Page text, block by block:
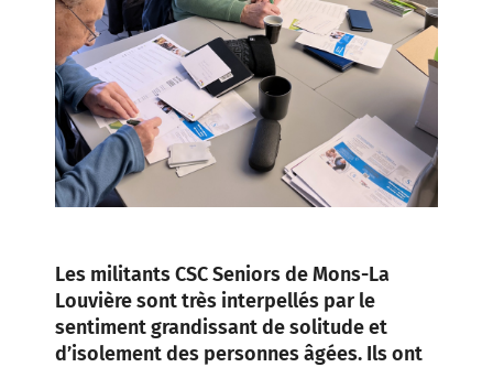
Les militants CSC Seniors de Mons-La
Louvière sont très interpellés par le
sentiment grandissant de solitude et
d’isolement des personnes âgées. Ils ont